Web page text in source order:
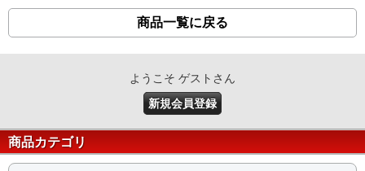
商品一覧に戻る
ようこそ ゲストさん
新規会員登録
商品カテゴリ